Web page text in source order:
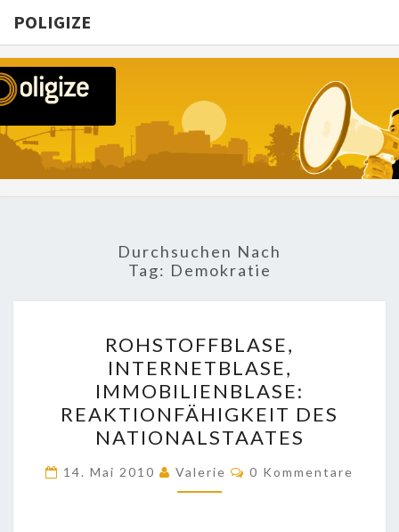
POLIGIZE
POLIGIZE
About
Economy,
Politics,
Durchsuchen Nach
Tag: Demokratie
INTERNETBLASE,
IMMOBILIENBLASE:
REAKTIONFÄHIGKEIT
DES
NATIONALSTAATES
ROHSTOFFBLASE,
INTERNETBLASE,
IMMOBILIENBLASE:
REAKTIONFÄHIGKEIT DES
NATIONALSTAATES
14. Mai 2010 Valerie Kommentare
0 Kommentare